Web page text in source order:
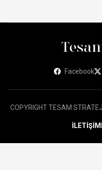
Facebook
COPYRIGHT TESAM
İLETİŞİM